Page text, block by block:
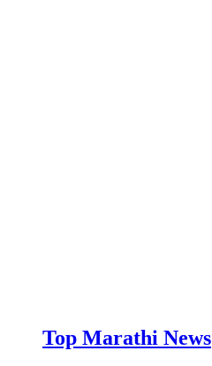
Top Marathi News